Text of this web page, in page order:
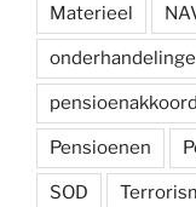
Materieel
pensioenakkoord
Pensioenen
SOD